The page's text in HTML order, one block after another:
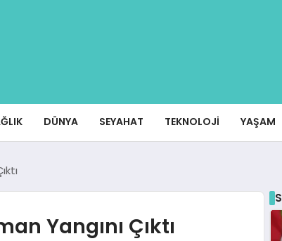
DÜNYA SEYAHAT TEKNOLOJI YAŞAM
Yangını Çıktı